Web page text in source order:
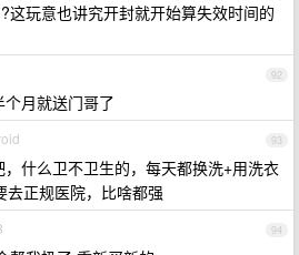
这玩意也讲究开封就开始算失效时间的
92
月就送门哥了
93
什么卫不卫生的，每天都换洗+用洗衣
去正规医院，比啥都强
94